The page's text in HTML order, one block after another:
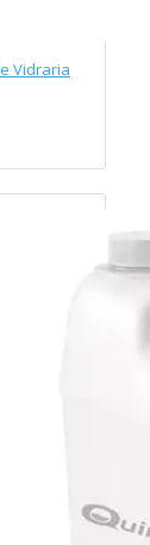
Vidraria